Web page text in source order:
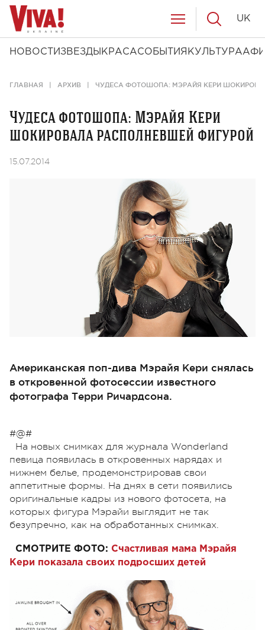
НОВОСТИ ЗВЕЗДЫ КРАСАСОБЫТИЯ КУЛЬТУРА
UK
ГЛАВНАЯ АРХИВ ЧУДЕСА ФОТОШОПА: МЭРАЙЯ КЕРИ
Чудеса фотошопа: Мэрайя Кери
шокировала располневшей фигурой
15.07.2014
Американская поп-дива Мэрайя Кери снялась
в откровенной фотосессии известного
фотографа Терри Ричардсона.
#@#
На новых снимках для журнала Wonderland
певица появилась в откровенных нарядах и
нижнем белье, продемонстрировав свои
аппетитные формы. На днях в сети появились
оригинальные кадры из нового фотосета, на
которых фигура Мэрайи выглядит не так
безупречно, как на обработанных снимках.
СМОТРИТЕ ФОТО: Счастливая мама Мэрайя
Кери показала своих подросших детей